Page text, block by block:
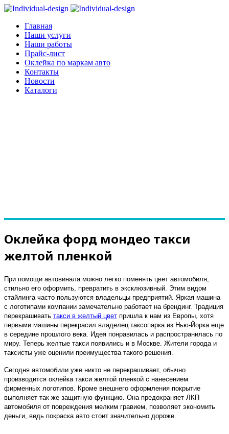
Главная
Наши услуги
Наши работы
Прайс-лист
Оклейка по маркам авто
Контакты
Новости
Каталоги
Оклейка форд мондео такси
желтой пленкой
При помощи автовинала можно легко поменять цвет автомобиля,
стильно его оформить, превратить в эксклюзивный. Этим видом
стайлинга часто пользуются владельцы предприятий. Яркая машина
с логотипами компании замечательно работает на брендинг. Традиция
перекрашивать такси в желтый цвет пришла к нам из Европы, хотя
первыми машины перекрасил владелец таксопарка из Нью-Йорка еще
в середине прошлого века. Идея понравилась и распространилась по
миру. Теперь желтые такси появились и в Москве. Жители города и
таксисты уже оценили преимущества такого решения.
Сегодня автомобили уже никто не перекрашивает, обычно
производится оклейка такси желтой пленкой с нанесением
фирменных логотипов. Кроме внешнего оформления покрытие
выполняет так же защитную функцию. Она предохраняет ЛКП
автомобиля от повреждения мелким гравием, позволяет экономить
деньги, ведь покраска авто стоит значительно дороже.